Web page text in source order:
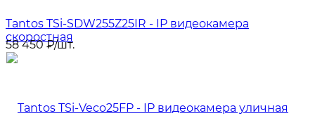
Tantos TSi-SDW255Z25IR - IP видеокамера
скоростная
58 450 ₽/шт.